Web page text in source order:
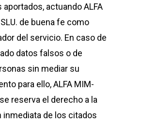
aportados, actuandoALFA
. de buena fe como
del servicio. En caso de
datos falsos o de
sin mediar su
para ello,ALFA MIM-
reserva el derecho a la
de los citados